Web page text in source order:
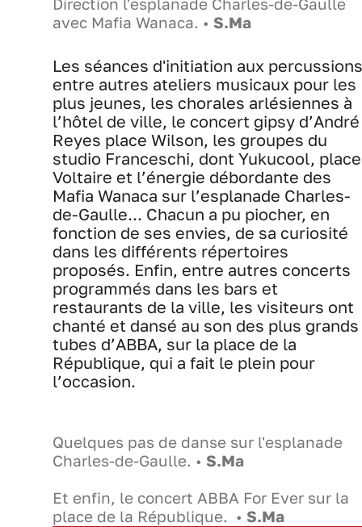
Direction l'esplanade Charles-de-Gaulle
avec Mafia Wanaca. • S.Ma
Les séances d'initiation aux
entre autres ateliers musicaux pour les
plus jeunes, les chorales arlésiennes à
l’hôtel de ville, le concert gipsy d’André
Reyes place Wilson, les groupes du
studio Franceschi, dont Yukucool, place
Voltaire et l’énergie débordante des
Mafia Wanaca sur l’esplanade Charles-
de-Gaulle... Chacun a pu piocher, en
fonction de ses envies, de sa curiosité
dans les différents répertoires
proposés. Enfin, entre autres concerts
programmés dans les bars et
restaurants de la ville, les visiteurs ont
chanté et dansé au son des plus grands
tubes d’ABBA, sur la place de la
République, qui a fait le plein pour
l’occasion.
Quelques pas de danse sur l'esplanade
Charles-de-Gaulle. • S.Ma
Et enfin, le concert ABBA For Ever sur la
place de la République. • S.Ma